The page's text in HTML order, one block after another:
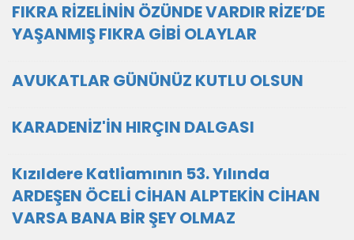
FIKRA RİZELİNİN ÖZÜNDE VARDIR RİZE’DE
YAŞANMIŞ FIKRA GİBİ OLAYLAR
AVUKATLAR GÜNÜNÜZ KUTLU OLSUN
KARADENİZ'İN HIRÇIN DALGASI
Kızıldere Katliamının 53. Yılında
ARDEŞEN ÖCELİ CİHAN ALPTEKİN CİHAN
VARSA BANA BİR ŞEY OLMAZ